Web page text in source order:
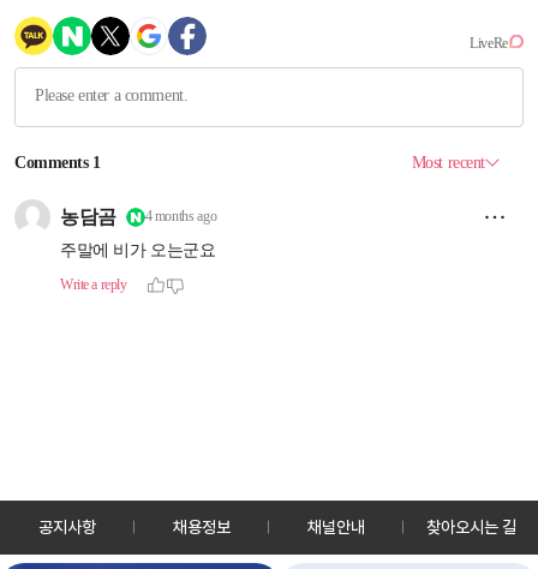
공지사항 채용정보 채널안내 찾아오시는 길